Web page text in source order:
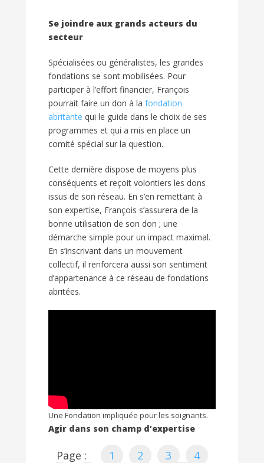
Se joindre aux grands acteurs du
secteur
Spécialisées ou généralistes, les grandes
fondations se sont mobilisées. Pour
participer à l’effort financier, François
pourrait faire un don à la fondation
abritante qui le guide dans le choix de ses
programmes et qui a mis en place un
comité spécial sur la question.
Cette dernière dispose de moyens plus
conséquents et reçoit volontiers les dons
issus de son réseau. En s’en remettant à
son expertise, François s’assurera de la
bonne utilisation de son don ; une
démarche simple pour un impact maximal.
En s’inscrivant dans un mouvement
collectif, il renforcera aussi son sentiment
d’appartenance à ce réseau de fondations
abritées.
Une Fondation impliquée pour les soignants.
Agir dans son champ d’expertise
Page : 1 2 3
4